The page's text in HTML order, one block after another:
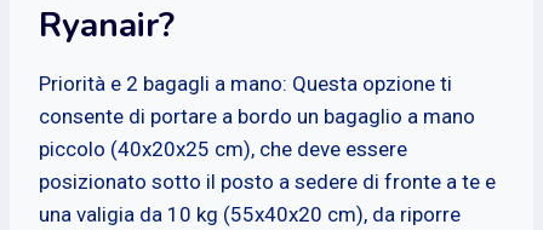
Ryanair?
Priorità e 2 bagagli a mano: Questa opzione ti
consente di portare a bordo un bagaglio a mano
piccolo (40x20x25 cm), che deve essere
posizionato sotto il posto a sedere di fronte a te e
una valigia da 10 kg (55x40x20 cm), da riporre